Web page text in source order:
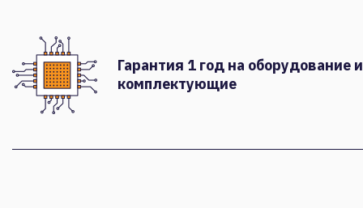
Гарантия 1 год на оборудование и
комплектующие